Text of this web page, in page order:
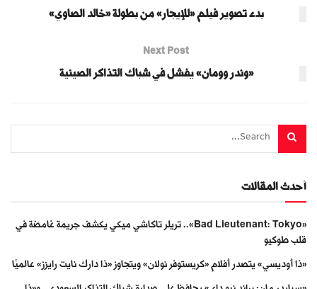
بدء تصوير فيلم «للإيجار» من بطولة «خالد الصاوي»
Next Post
«وندر وومان» يفشل في شباك التذاكر الصينية
أحدث المقالات
«Bad Lieutenant: Tokyo».. تريلر تاكاشي ميكي يكشف جريمة غامضة في
قلب طوكيو
«ذا أوديسي» يتصدر أفلام «كريستوفر نولان» ويتجاوز «ذا دارك نايت رايزز» عالميًا